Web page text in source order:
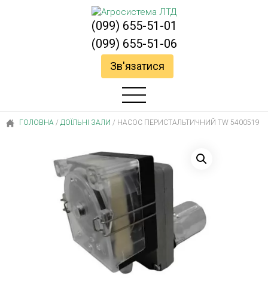
(099) 655-51-01
(099) 655-51-06
Зв'язатися
ГОЛОВНА / ДОЇЛЬНІ ЗАЛИ / НАСОС ПЕРИСТАЛЬТИЧНИЙ TW 5400519